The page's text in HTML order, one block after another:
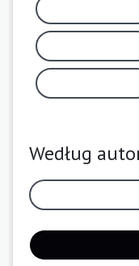
Według